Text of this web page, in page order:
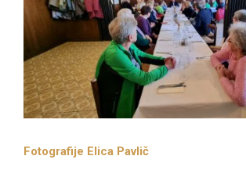
Fotografije Elica Pavlič